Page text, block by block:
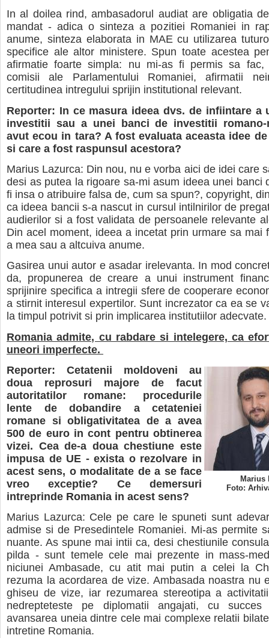
In al doilea rind, ambasadorul audiat are obligatia
mandat - adica o sinteza a pozitiei Romaniei in
anume, sinteza elaborata in MAE cu utilizarea
specifice ale altor ministere. Spun toate acestea
afirmatie foarte simpla: nu mi-as fi permis sa fac,
comisii ale Parlamentului Romaniei, afirmatii
certitudinea intregului sprijin institutional relevant.
Reporter: In ce masura ideea dvs. de infiintare a
investitii sau a unei banci de investitii romano-
avut ecou in tara? A fost evaluata aceasta idee
si care a fost raspunsul acestora?
Marius Lazurca: Din nou, nu e vorba aici de idei care
desi as putea la rigoare sa-mi asum ideea unei banci
fi insa o atribuire falsa de, cum sa spun?, copyright,
ca ideea bancii s-a nascut in cursul intilnirilor de
audierilor si a fost validata de persoanele relevante
Din acel moment, ideea a incetat prin urmare sa mai
a mea sau a altcuiva anume.
Gasirea unui autor e asadar irelevanta. In mod
da, propunerea de creare a unui instrument
sprijinire specifica a intregii sfere de cooperare
a stirnit interesul expertilor. Sunt increzator ca ea se
la timpul potrivit si prin implicarea institutiilor adecvate.
Romania admite, cu rabdare si intelegere, ca
uneori imperfecte.
Marius
Foto:
Reporter: Cetatenii moldoveni au
doua reprosuri majore de facut
autoritatilor romane: procedurile
lente de dobandire a cetateniei
romane si obligativitatea de a avea
500 de euro in cont pentru obtinerea
vizei. Cea de-a doua chestiune este
impusa de UE - exista o rezolvare in
acest sens, o modalitate de a se face
vreo exceptie? Ce demersuri
intreprinde Romania in acest sens?
Marius Lazurca: Cele pe care le spuneti sunt
admise si de Presedintele Romaniei. Mi-as permite
nuante. As spune mai intii ca, desi chestiunile
pilda - sunt temele cele mai prezente in mass-
niciunei Ambasade, cu atit mai putin a celei la
rezuma la acordarea de vize. Ambasada noastra nu
ghiseu de vize, iar rezumarea stereotipa a
nedrepteteste pe diplomatii angajati, cu succes
avansarea uneia dintre cele mai complexe relatii
intretine Romania.